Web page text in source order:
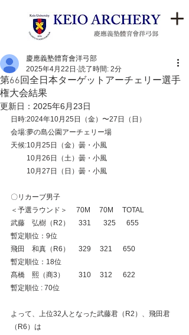
第66回全日本ターゲットアーチェリー選手
権大会結果
慶應義塾體育會洋弓部
2025年4月22日 読了時間: 2分
更新日： 2025年6月23日
日時:2024年10月25日（金）〜27日（日）
会場:夢の島公園アーチェリー場
天候:10月25日（金）曇・小風
10月26日（土）曇・小風
10月27日（日）曇・小風
〇リカーブ男子
＜予選ラウンド＞     70M     70M     TOTAL
武藤　弘樹（R2）     331 　  325      655
暫定順位：9位
飛田　和真（R6）     329     321      650
暫定順位：18位
髙橋　熙（商3）　　310     312      622
暫定順位 : 70位
よって、上位32人となった武藤君（R2）、飛田君
（R6）は